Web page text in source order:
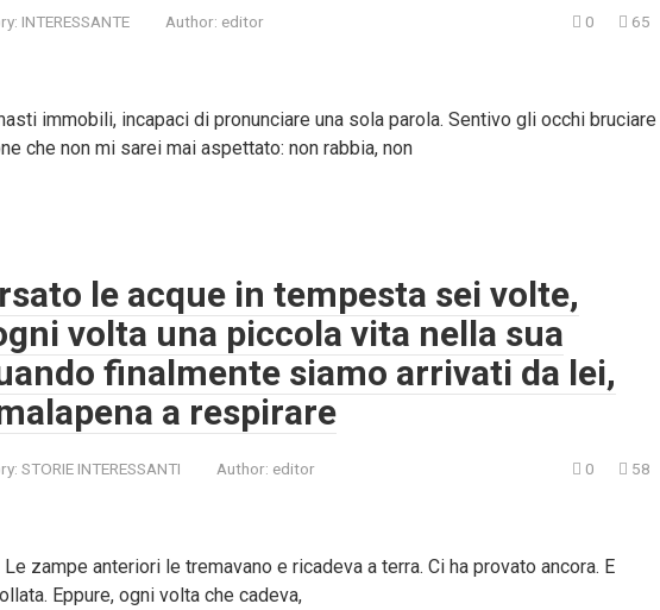
INTERESSANTE Author: editor 0 65
immobili, incapaci di pronunciare una sola parola. Sentivo gli occhi bruciare
che non mi sarei mai aspettato: non rabbia, non
le acque in tempesta sei volte,
volta una piccola vita nella sua
finalmente siamo arrivati da lei,
a respirare
STORIE INTERESSANTI Author: editor 0 58
zampe anteriori le tremavano e ricadeva a terra. Ci ha provato ancora. E
Eppure, ogni volta che cadeva,